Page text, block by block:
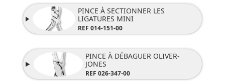
PINCE À SECTIONNER LES
LIGATURES MINI
REF 014-151-00
PINCE À DÉBAGUER OLIVER-
JONES
REF 026-347-00